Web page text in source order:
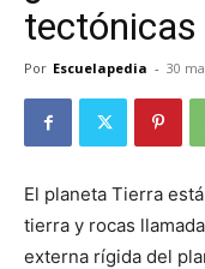
tectónicas
Por Escuelapedia - 30
El planeta Tierra
tierra y rocas
externa rígida del